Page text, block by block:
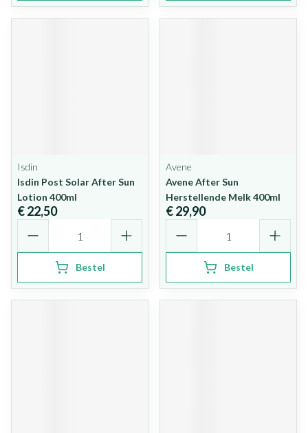
Isdin
Isdin Post Solar After Sun
Lotion 400ml
€ 22,50
Bestel
Avene
Avene After Sun
Herstellende Melk 400ml
€ 29,90
Bestel